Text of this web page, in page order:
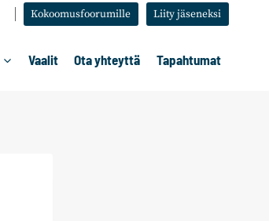
Kokoomusfoorumille Liity jäseneksi
Vaalit Ota yhteyttä Tapahtumat